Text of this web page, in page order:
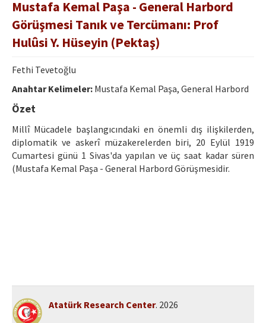
Boards of the Journal
Publication Principles
Author's Guide
Refereeing Guide
Contact Us
Mustafa Kemal Paşa - General Harbord
Görüşmesi Tanık ve Tercümanı: Prof
Hulûsi Y. Hüseyin (Pektaş)
Fethi Tevetoğlu
Anahtar Kelimeler: Mustafa Kemal Paşa, General Harbord
Özet
Millî Mücadele başlangıcındaki en önemli dış ilişkilerden,
diplomatik ve askerî müzakerelerden biri, 20 Eylül 1919
Cumartesi günü 1 Sivas'da yapılan ve üç saat kadar süren
(Mustafa Kemal Paşa - General Harbord Görüşmesidir.
Atatürk Research Center. 2026